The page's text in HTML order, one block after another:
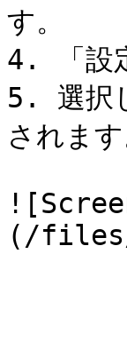
す。
4. 「設
5. 選択
されます